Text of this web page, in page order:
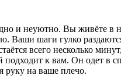
и неуютно. Вы живёте в
Ваши шаги гулко
всего несколько
подходит к вам. Он одет в
руку на ваше плечо.